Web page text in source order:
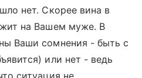
нет. Скорее вина в
на Вашем муже. В
Ваши сомнения - быть с
или нет - ведь
ситуация не